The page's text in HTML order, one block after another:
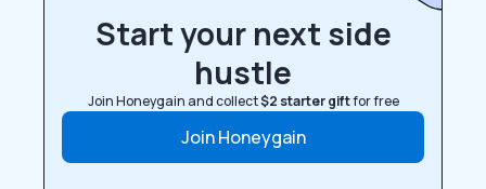
Start your next side
hustle
Join Honeygain and collect$2 starter giftfor free
Join Honeygain